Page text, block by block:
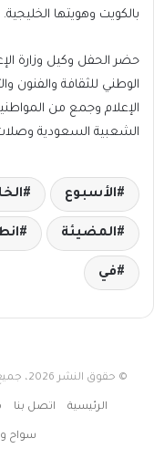
بالكويت وهويتها الخليجية.
حضر الحفل وكيل وزارة
الوطني للثقافة والفنون
الإعلام وجمع من
الشعبية السعودية وصلات
الأسبوع
المضيئة
في
© حقوق النشر 2026، جميع الحقوق محفوظة | تطوير وإدارة
الرئيسية اتصل بنا
سواح